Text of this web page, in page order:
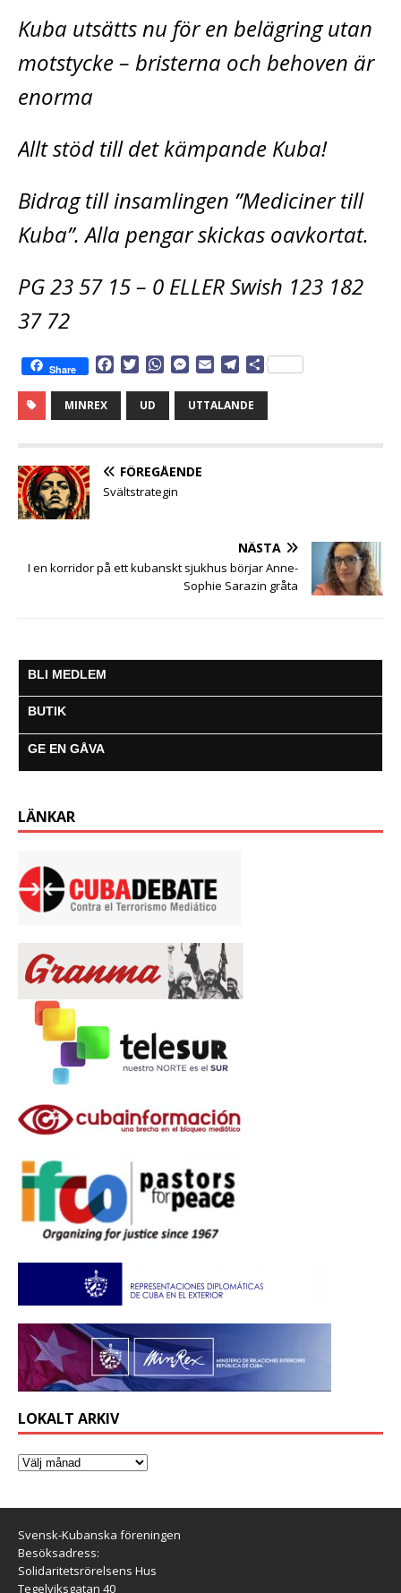
Kuba utsätts nu för en belägring utan
motstycke – bristerna och behoven är
enorma
Allt stöd till det kämpande Kuba!
Bidrag till insamlingen ”Mediciner till
Kuba”. Alla pengar skickas oavkortat.
PG 23 57 15 – 0 ELLER Swish 123 182
37 72
Share
e
o
k
i
t
r
W
t
p
p
M
s
s
g
a
i
l
e
D
a
MINREX UD UTTALANDE
FÖREGÅENDE
Svältstrategin
NÄSTA
I en korridor på ett kubanskt sjukhus börjar Anne-
Sophie Sarazin gråta
BLI MEDLEM
BUTIK
GE EN GÅVA
LÄNKAR
LOKALT ARKIV
Svensk-Kubanska föreningen
Besöksadress:
Solidaritetsrörelsens Hus
Tegelviksgatan 40